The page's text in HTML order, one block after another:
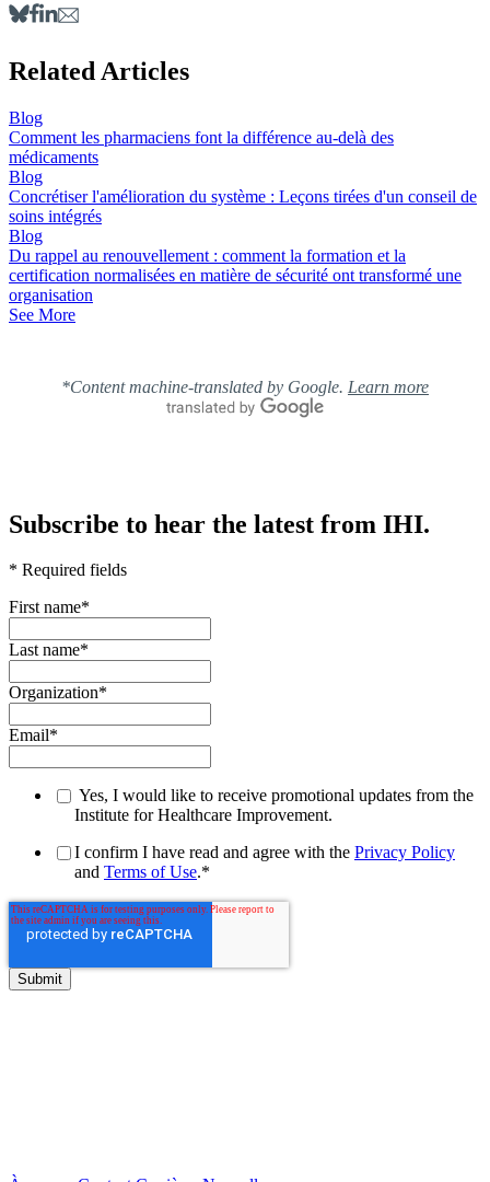
Related Articles
Blog
Comment les pharmaciens font la différence au-delà des
médicaments
Blog
Concrétiser l'amélioration du système : Leçons tirées d'un conseil de
soins intégrés
Blog
Du rappel au renouvellement : comment la formation et la
certification normalisées en matière de sécurité ont transformé une
organisation
See More
*Content machine-translated by Google. Learn more
Subscribe to hear the latest from IHI.
* Required fields
First name*
Last name*
Organization*
Email*
Yes, I would like to receive promotional updates from the
Institute for Healthcare Improvement.
I confirm I have read and agree with the Privacy Policy
and Terms of Use.*